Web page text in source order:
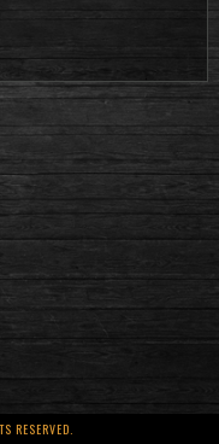
RESERVED.